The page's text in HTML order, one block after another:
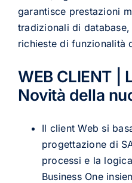
garantisce prestazioni
tradizionali di
richieste di funzionalità
WEB CLIENT |
Novità della
Il client Web si
progettazione di
processi e la
Business One